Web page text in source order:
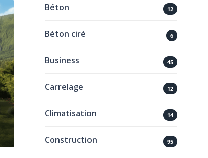
Béton 12
Béton ciré 6
Business 45
Carrelage 12
Climatisation 14
Construction 95